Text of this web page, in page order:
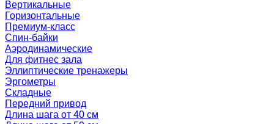
Вертикальные
Горизонтальные
Премиум-класс
Спин-байки
Аэродинамические
Для фитнес зала
Эллиптические тренажеры
Эргометры
Складные
Передний привод
Длина шага от 40 см